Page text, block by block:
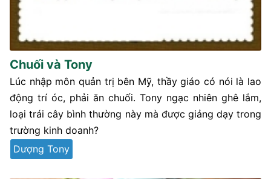
Chuối và Tony
Lúc nhập môn quản trị bên Mỹ, thầy giáo có nói là lao
động trí óc, phải ăn chuối. Tony ngạc nhiên ghê lắm,
loại trái cây bình thường này mà được giảng dạy trong
trường kinh doanh?
Dượng Tony